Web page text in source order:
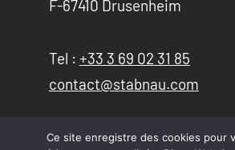
F-67410 Drusenheim
Tel : +33 3 69 02 31 85
contact@stabnau.com
Ce site enregistre des cookies pour